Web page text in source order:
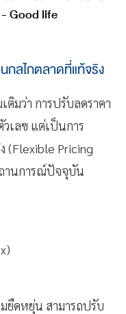
Good life
กลไกตลาดที่แท้จริง
ติมว่า การปรับลดราคา
เลข แต่เป็นการ
(Flexible Pricing
านการณ์ปัจจุบัน
ยืดหยุ่น สามารถปรับ